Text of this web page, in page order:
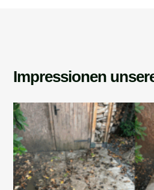
Impressionen